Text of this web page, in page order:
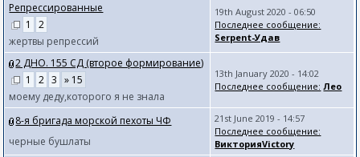
Репрессированные
1
2
жертвы репрессий
19th August 2020 - 06:50
Последнее сообщение:
Serpent-Удав
2 ДНО. 155 СД (второе формирование)
1
2 3
» 15
моему деду,которого я не знала
13th January 2020 - 14:02
Последнее сообщение: Лео
8-я бригада морской пехоты ЧФ
черные бушлаты
21st June 2019 - 14:57
Последнее сообщение:
ВикторияVictory